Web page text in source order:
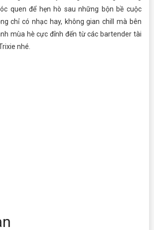
quen để hẹn hò sau những bộn bề cuộc
chỉ có nhạc hay, không gian chill mà bên
mùa hè cực đỉnh đến từ các bartender tài
nhé.